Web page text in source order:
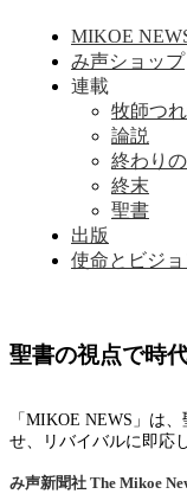
MIKOE
み声ショップ
連載
牧師つ
論説
終わり
終末
聖書
出版
使命とビジョ
聖書の視点で時
「MIKOE NEWS」は
せ、リバイバルに即応
み声新聞社 The Mikoe